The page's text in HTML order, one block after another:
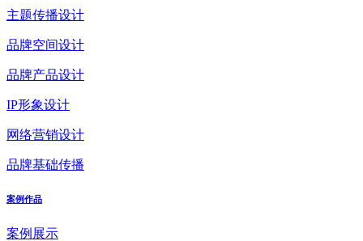
主题传播设计
品牌空间设计
品牌产品设计
IP形象设计
网络营销设计
品牌基础传播
案例作品
案例展示